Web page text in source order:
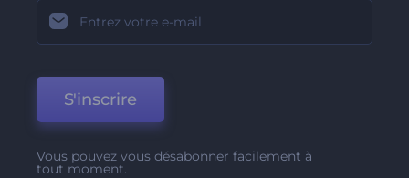
S'inscrire
Vous pouvez vous désabonner facilement à
tout moment.